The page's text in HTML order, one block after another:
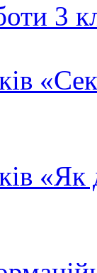
3